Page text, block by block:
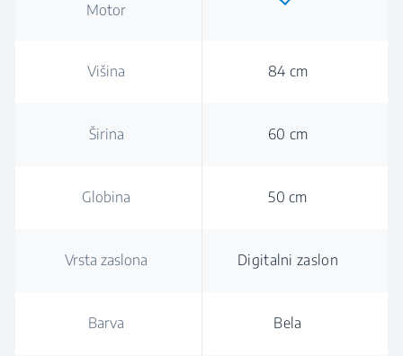
Motor
Višina 84 cm
Širina 60 cm
Globina 50 cm
Vrsta zaslona Digitalni zaslon
Barva Bela